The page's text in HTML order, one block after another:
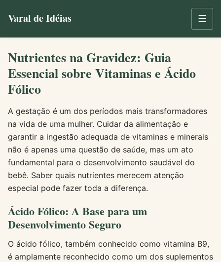
Varal de Idéias ☰
Nutrientes na Gravidez: Guia
Essencial sobre Vitaminas e Ácido
Fólico
A gestação é um dos períodos mais transformadores
na vida de uma mulher. Cuidar da alimentação e
garantir a ingestão adequada de vitaminas e minerais
não é apenas uma questão de saúde, mas um ato
fundamental para o desenvolvimento saudável do
bebê. Saber quais nutrientes merecem atenção
especial pode fazer toda a diferença.
Ácido Fólico: A Base para um
Desenvolvimento Seguro
O ácido fólico, também conhecido como vitamina B9,
é amplamente reconhecido como um dos suplementos